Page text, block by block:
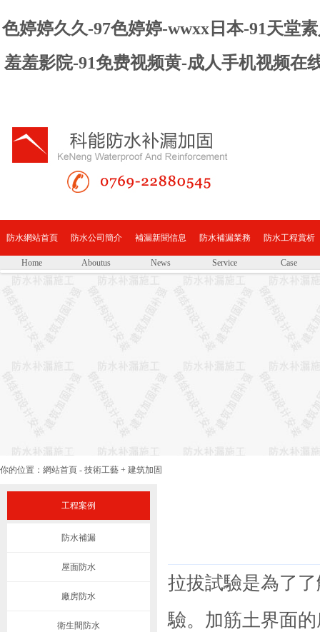
色婷婷久久-97色婷婷-wwxx日本-91天堂
羞羞影院-91免费视频黄-成人手机视频在
防水網站首頁 防水公司簡介 補漏新聞信息 防水補漏業務 防水工程賞析
Home Aboutus News Service Case
你的位置： 網站首頁 - 技術工藝 + 建筑加固
工程案例
防水補漏
屋面防水
廠房防水
衛生間防水
拉拔試驗是為了
驗。加筋土界面